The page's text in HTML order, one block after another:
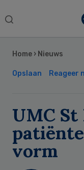
Search
Home › Nieuws
Opslaan Reageer
UMC St
vorm
Sidebar